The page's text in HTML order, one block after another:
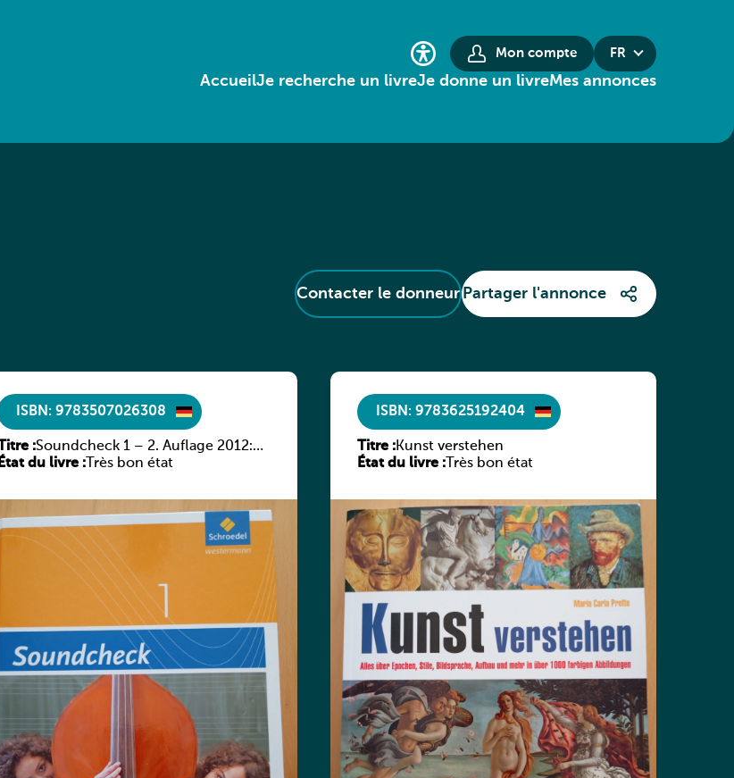
Mon compte FR
AccueilJe recherche un livreJe donne un livreMes annonces
Contacter le donneur Partager l'annonce
ISBN: 9783507026308
Titre :Soundcheck 1 – 2. Auflage 2012:
Schülerband 1
État du livre : Très bon état
ISBN: 9783625192404
Titre :Kunst verstehen
État du livre :Très bon état